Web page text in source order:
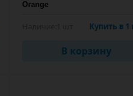
Купить в 1
В корзину